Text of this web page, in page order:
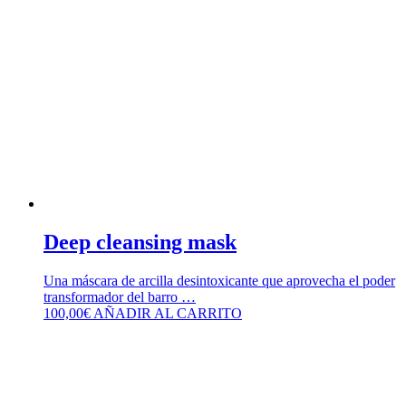
Deep cleansing mask
Una máscara de arcilla desintoxicante que aprovecha el poder
transformador del barro …
100,00€ AÑADIR AL CARRITO